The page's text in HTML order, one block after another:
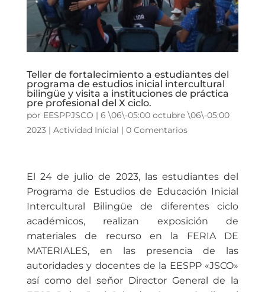
Teller de fortalecimiento a estudiantes del
programa de estudios inicial intercultural
bilingüe y visita a instituciones de práctica
pre profesional del X ciclo.
por EESPPJSCO | 6 \06\-05:00 octubre \06\-05:00
2023| Actividad Inicial | 0 Comentarios
El 24 de julio de 2023, las estudiantes del
Programa de Estudios de Educación Inicial
Intercultural Bilingüe de diferentes ciclo
académicos, realizan exposición de
materiales de recurso en la FERIA DE
MATERIALES, en las presencia de las
autoridades y docentes de la EESPP «JSCO»
así como del señor Director General de la